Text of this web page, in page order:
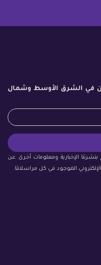
في الشرق الأوسط وشمال
الإخبارية ومعلومات أخرى عن
الموجود في كل مراسلاتنا.